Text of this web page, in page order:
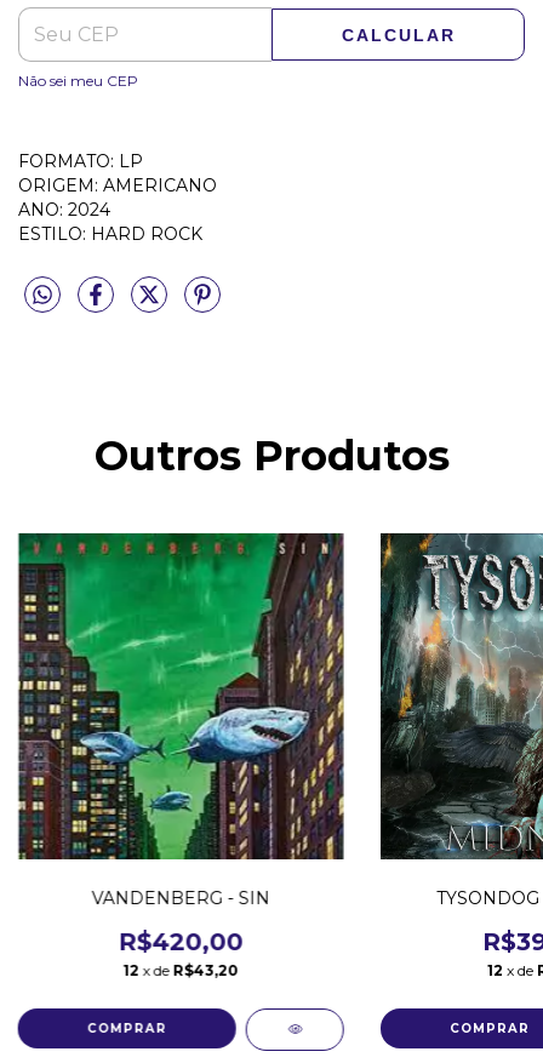
CALCULAR
Não sei meu CEP
FORMATO: LP
ORIGEM: AMERICANO
ANO: 2024
ESTILO: HARD ROCK
Outros Produtos
VANDENBERG - SIN
R$420,00
12 x de R$43,20 12 x de